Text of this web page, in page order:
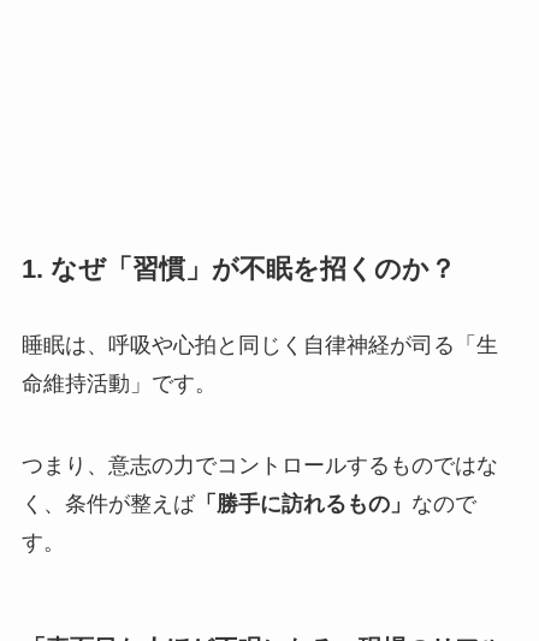
1. なぜ「習慣」が不眠を招くのか？
睡眠は、呼吸や心拍と同じく自律神経が司る「生
命維持活動」です。
つまり、意志の力でコントロールするものではな
く、条件が整えば「勝手に訪れるもの」 なので
す。